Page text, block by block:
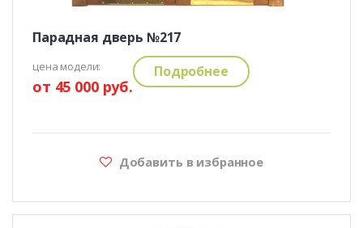
Парадная дверь №217
цена модели:
от 45 000 руб.
Подробнее
Добавить в избранное